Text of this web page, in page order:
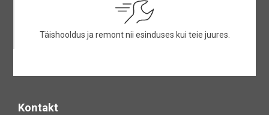
Täishooldus ja remont nii esinduses kui teie juures.
Kontakt